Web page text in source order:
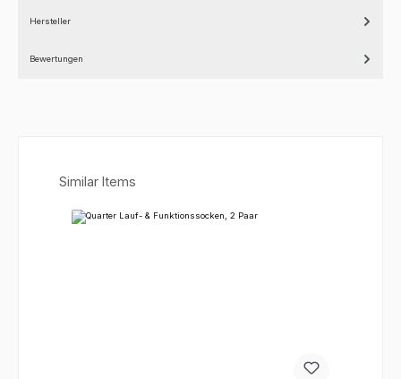
Hersteller
Bewertungen
Produktgalerie überspringen
Similar Items